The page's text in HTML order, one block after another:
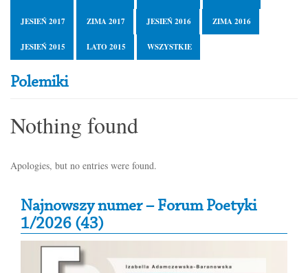
JESIEŃ 2017 ZIMA 2017 JESIEŃ 2016 ZIMA 2016
JESIEŃ 2015 LATO 2015 WSZYSTKIE
Polemiki
Nothing found
Apologies, but no entries were found.
Secondary Sidebar
Najnowszy numer – Forum Poetyki
1/2026 (43)